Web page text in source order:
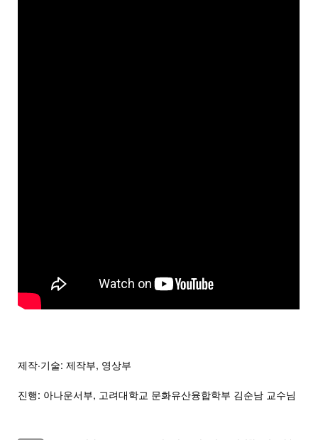
제작·기술: 제작부, 영상부
진행: 아나운서부, 고려대학교 문화유산융합학부 김순남 교수님